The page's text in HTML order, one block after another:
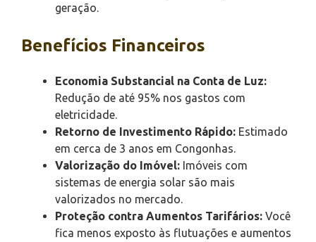
geração.
Benefícios Financeiros
Economia Substancial na Conta de Luz:
Redução de até 95% nos gastos com
eletricidade.
Retorno de Investimento Rápido: Estimado
em cerca de 3 anos em Congonhas.
Valorização do Imóvel: Imóveis com
sistemas de energia solar são mais
valorizados no mercado.
Proteção contra Aumentos Tarifários: Você
fica menos exposto às flutuações e aumentos